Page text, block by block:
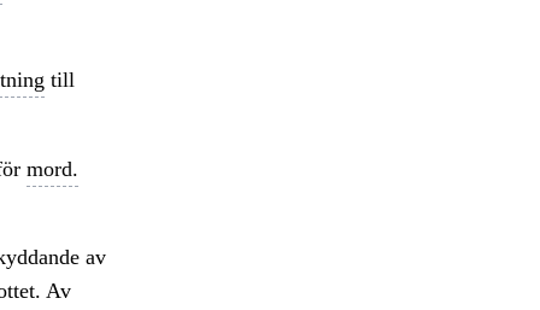
till
mord.
av
Av